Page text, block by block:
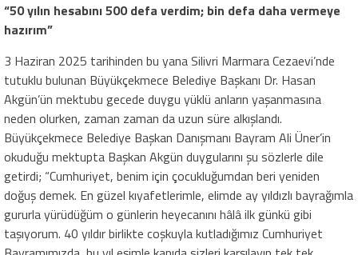
“50 yılın hesabını 500 defa verdim; bin defa daha vermeye
hazırım”
3 Haziran 2025 tarihinden bu yana Silivri Marmara Cezaevi’nde
tutuklu bulunan Büyükçekmece Belediye Başkanı Dr. Hasan
Akgün’ün mektubu gecede duygu yüklü anların yaşanmasına
neden olurken, zaman zaman da uzun süre alkışlandı.
Büyükçekmece Belediye Başkan Danışmanı Bayram Ali Üner’in
okuduğu mektupta Başkan Akgün duygularını şu sözlerle dile
getirdi; “Cumhuriyet, benim için çocukluğumdan beri yeniden
doğuş demek. En güzel kıyafetlerimle, elimde ay yıldızlı bayrağımla
gururla yürüdüğüm o günlerin heyecanını hâlâ ilk günkü gibi
taşıyorum. 40 yıldır birlikte coşkuyla kutladığımız Cumhuriyet